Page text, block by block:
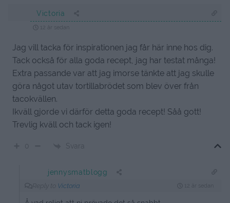
Victoria
12 år sedan
Jag vill tacka för inspirationen jag får här inne hos dig.
Tack också för alla goda recept, jag har testat många!
Extra passande var att jag imorse tänkte att jag skulle
göra något utav tortillabrödet som blev över från
tacokvällen.
Ikväll gjorde vi därför detta goda recept! Såå gott!
Trevlig kväll och tack igen!
0 Svara
jennysmatblogg
Victoria